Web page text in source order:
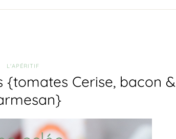
L'APÉRITIF
{tomates Cerise, bacon &